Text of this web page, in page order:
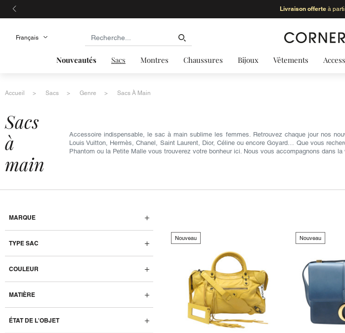
Livraison offerteà
Nouveautés Sacs Montres Chaussures Bijoux Vêtements
Accueil Sacs Genre Sacs À Main
sacs
à
main
Accessoire indispensable, le sac à main sublime les femmes. Retrouvez chaque jour nos
Louis Vuitton, Hermès, Chanel, Saint Laurent, Dior, Céline ou encore Goyard… Que vous
Phantom ou la Petite Malle vous trouverez votre bonheur ici. Nous vous accompagnons dans
MARQUE
TYPE SAC
COULEUR
MATIÈRE
ÉTAT DE L'OBJET
Nouveau Nouveau